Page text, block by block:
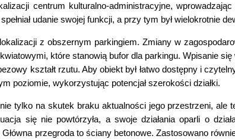
centrum kulturalno-administracyjne, wprowadzając
udanie swojej funkcji, a przy tym był wielokrotnie
z obszernym parkingiem. Zmiany w
które stanowią bufor dla parkingu. Wpisanie
kształt rzutu. Aby obiekt był łatwo dostępny i
poziomie, wykorzystując potencjał szerokości działki.
tylko na skutek braku aktualności jego przestrzeni, ale
się nie powtórzyła, a swoje działania oparli o
przegroda to ściany betonowe. Zastosowano